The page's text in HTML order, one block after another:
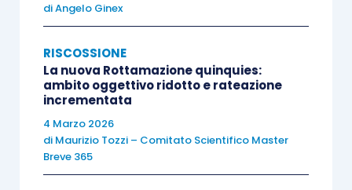
determinare l’irregolarità proprio sulle rate di
A questo punto, i debitori esclusi dalla
definizione agevolata, in quanto non in regola con
i versamenti “
trovano ad affrontare il delicatissimo problema
del“rientro” dalla sospensionedegli obblighi dei
diAngelo Ginex
RISCOSSIONE
La nuova Rottamazione quinquies:
ambito oggettivo ridotto e rateazione
incrementata
4 Marzo 2026
di Maurizio Tozzi – Comitato Scientifico Master
Breve 365